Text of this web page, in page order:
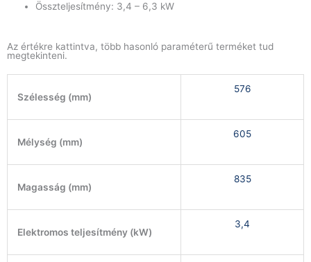
Összteljesítmény: 3,4 – 6,3 kW
Az értékre kattintva, több hasonló paraméterű terméket tud
megtekinteni.
Szélesség (mm)
576
Mélység (mm)
605
Magasság (mm)
835
Elektromos teljesítmény (kW)
3,4